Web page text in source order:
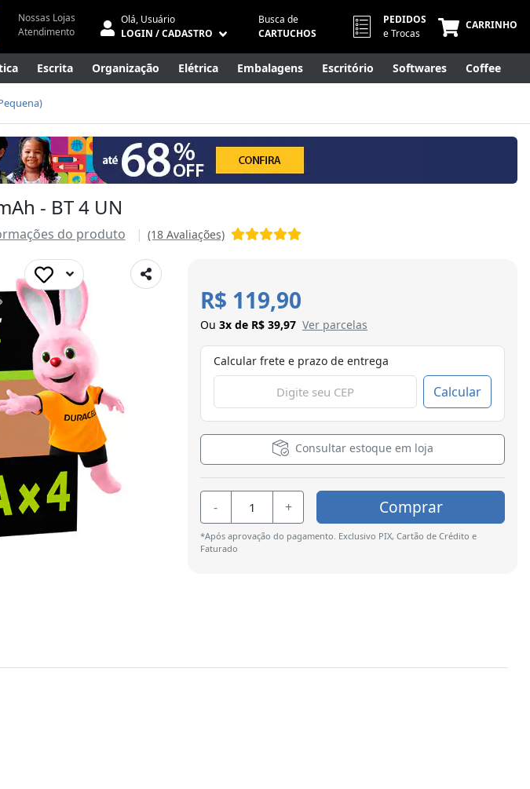
Nossas Lojas
Atendimento
Olá, Usuário
LOGIN / CADASTRO
Busca de
CARTUCHOS
PEDIDOS
e Trocas
CARRINHO
Escrita Organização Elétrica Embalagens Escritório Softwares Coffee
Automação Comercial
Outlet
- BT 4 UN
do produto (18 Avaliações)
R$ 119,90
Ou 3x de R$ 39,97 Ver parcelas
Calcular frete e prazo de entrega
Calcular
Consultar estoque em loja
- + Comprar
*Após aprovação do pagamento. Exclusivo PIX, Cartão de Crédito e
Faturado